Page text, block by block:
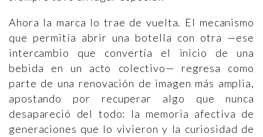
Ahora la marca lo trae de vuelta. El mecanismo
que permitía abrir una botella con otra —ese
intercambio que convertía el inicio de una
bebida en un acto colectivo— regresa como
parte de una renovación de imagen más amplia,
apostando por recuperar algo que nunca
desapareció del todo: la memoria afectiva de
generaciones que lo vivieron y la curiosidad de